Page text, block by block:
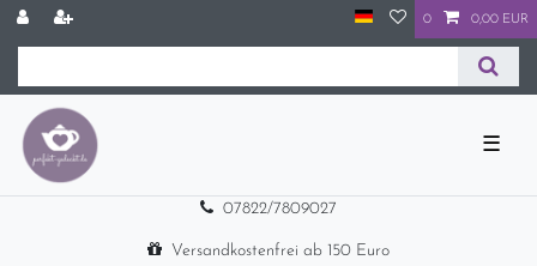
0 0,00 EUR
☰
07822/7809027
Versandkostenfrei ab 150 Euro